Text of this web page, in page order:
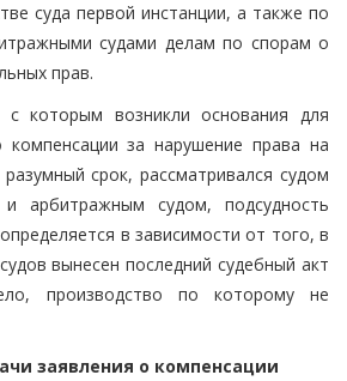
суда первой инстанции, а также по
судами делам по спорам о
прав.
которым возникли основания для
компенсации за нарушение права на
срок, рассматривался судом
арбитражным судом, подсудность
в зависимости от того, в
вынесен последний судебный акт
производство по которому не
заявления о компенсации